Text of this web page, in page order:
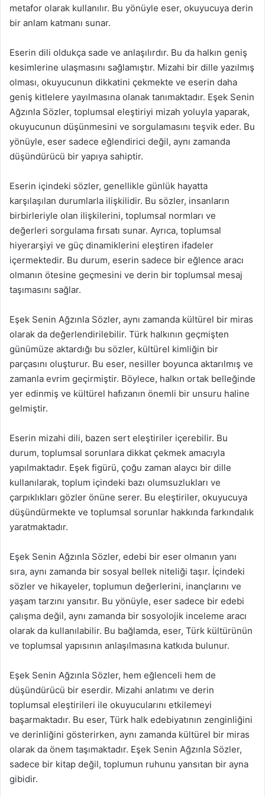
metafor olarak kullanılır. Bu yönüyle eser, okuyucuya derin
bir anlam katmanı sunar.
Eserin dili oldukça sade ve anlaşılırdır. Bu da halkın geniş
kesimlerine ulaşmasını sağlamıştır. Mizahi bir dille yazılmış
olması, okuyucunun dikkatini çekmekte ve eserin daha
geniş kitlelere yayılmasına olanak tanımaktadır. Eşek Senin
Ağzınla Sözler, toplumsal eleştiriyi mizah yoluyla yaparak,
okuyucunun düşünmesini ve sorgulamasını teşvik eder. Bu
yönüyle, eser sadece eğlendirici değil, aynı zamanda
düşündürücü bir yapıya sahiptir.
Eserin içindeki sözler, genellikle günlük hayatta
karşılaşılan durumlarla ilişkilidir. Bu sözler, insanların
birbirleriyle olan ilişkilerini, toplumsal normları ve
değerleri sorgulama fırsatı sunar. Ayrıca, toplumsal
hiyerarşiyi ve güç dinamiklerini eleştiren ifadeler
içermektedir. Bu durum, eserin sadece bir eğlence aracı
olmanın ötesine geçmesini ve derin bir toplumsal mesaj
taşımasını sağlar.
Eşek Senin Ağzınla Sözler, aynı zamanda kültürel bir miras
olarak da değerlendirilebilir. Türk halkının geçmişten
günümüze aktardığı bu sözler, kültürel kimliğin bir
parçasını oluşturur. Bu eser, nesiller boyunca aktarılmış ve
zamanla evrim geçirmiştir. Böylece, halkın ortak belleğinde
yer edinmiş ve kültürel hafızanın önemli bir unsuru haline
gelmiştir.
Eserin mizahi dili, bazen sert eleştiriler içerebilir. Bu
durum, toplumsal sorunlara dikkat çekmek amacıyla
yapılmaktadır. Eşek figürü, çoğu zaman alaycı bir dille
kullanılarak, toplum içindeki bazı olumsuzlukları ve
çarpıklıkları gözler önüne serer. Bu eleştiriler, okuyucuya
düşündürmekte ve toplumsal sorunlar hakkında farkındalık
yaratmaktadır.
Eşek Senin Ağzınla Sözler, edebi bir eser olmanın yanı
sıra, aynı zamanda bir sosyal bellek niteliği taşır. İçindeki
sözler ve hikayeler, toplumun değerlerini, inançlarını ve
yaşam tarzını yansıtır. Bu yönüyle, eser sadece bir edebi
çalışma değil, aynı zamanda bir sosyolojik inceleme aracı
olarak da kullanılabilir. Bu bağlamda, eser, Türk kültürünün
ve toplumsal yapısının anlaşılmasına katkıda bulunur.
Eşek Senin Ağzınla Sözler, hem eğlenceli hem de
düşündürücü bir eserdir. Mizahi anlatımı ve derin
toplumsal eleştirileri ile okuyucularını etkilemeyi
başarmaktadır. Bu eser, Türk halk edebiyatının zenginliğini
ve derinliğini gösterirken, aynı zamanda kültürel bir miras
olarak da önem taşımaktadır. Eşek Senin Ağzınla Sözler,
sadece bir kitap değil, toplumun ruhunu yansıtan bir ayna
gibidir.